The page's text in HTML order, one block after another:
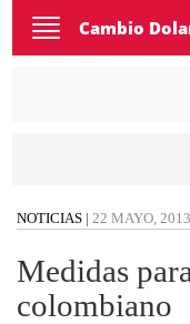
Toggle
navigation
Cambio
NOTICIAS | 22 MAYO, 2013
Medidas
colombiano